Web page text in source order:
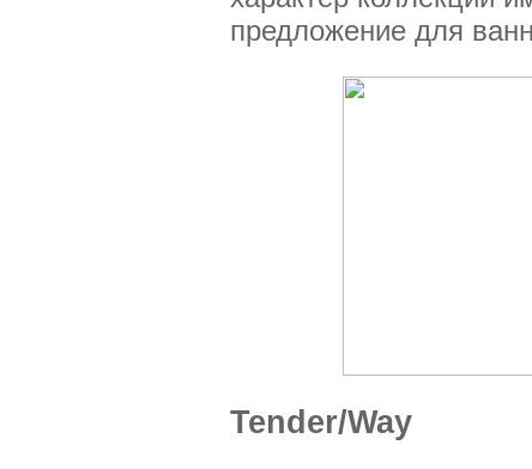
предложение для
Tender/Way